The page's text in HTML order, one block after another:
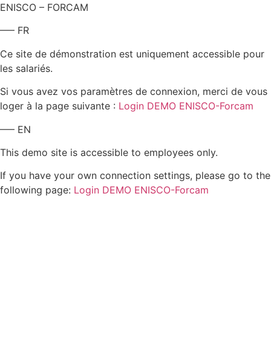
ENISCO – FORCAM
—– FR
Ce site de démonstration est uniquement accessible pour
les salariés.
Si vous avez vos paramètres de connexion, merci de vous
loger à la page suivante : Login DEMO ENISCO-Forcam
—– EN
This demo site is accessible to employees only.
If you have your own connection settings, please go to the
following page: Login DEMO ENISCO-Forcam